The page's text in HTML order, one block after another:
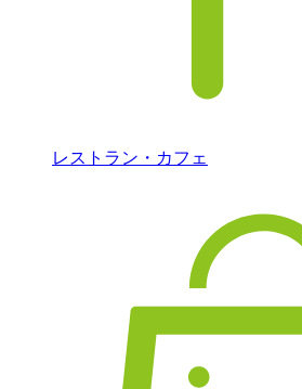
レストラン・カフェ